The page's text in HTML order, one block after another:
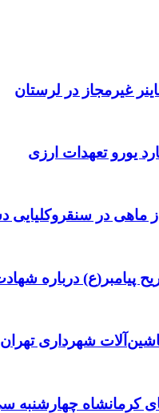
ماهی در سنقروکلیایی
پیامبر(ع) درباره
کرمانشاه چهارشنبه